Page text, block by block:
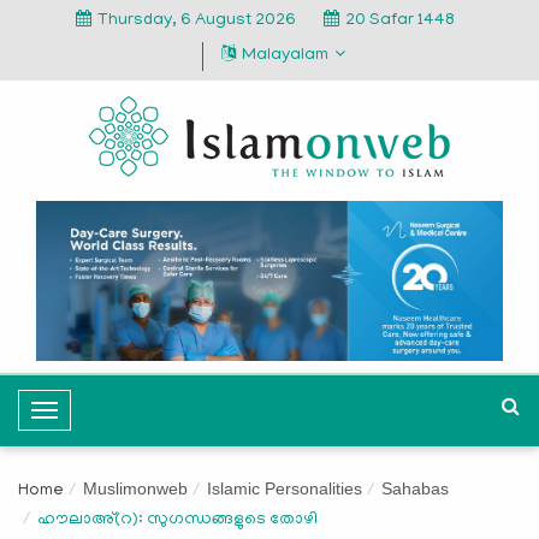
Thursday, 6 August 2026
20 Safar 1448
Malayalam
T
o
g
l
Home Muslimonweb Islamic Personalities Sahabas
ഹൗലാഅ്(റ): സുഗന്ധങ്ങളുടെ തോഴി